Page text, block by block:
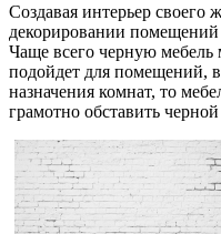
Создавая интерьер
декорировании помещений
Чаще всего черную мебель
подойдет для помещений,
назначения комнат, то
грамотно обставить